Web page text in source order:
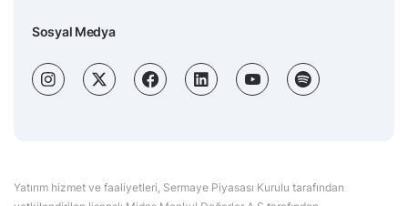
Sosyal Medya
Yatırım hizmet ve faaliyetleri, Sermaye Piyasası Kurulu tarafından